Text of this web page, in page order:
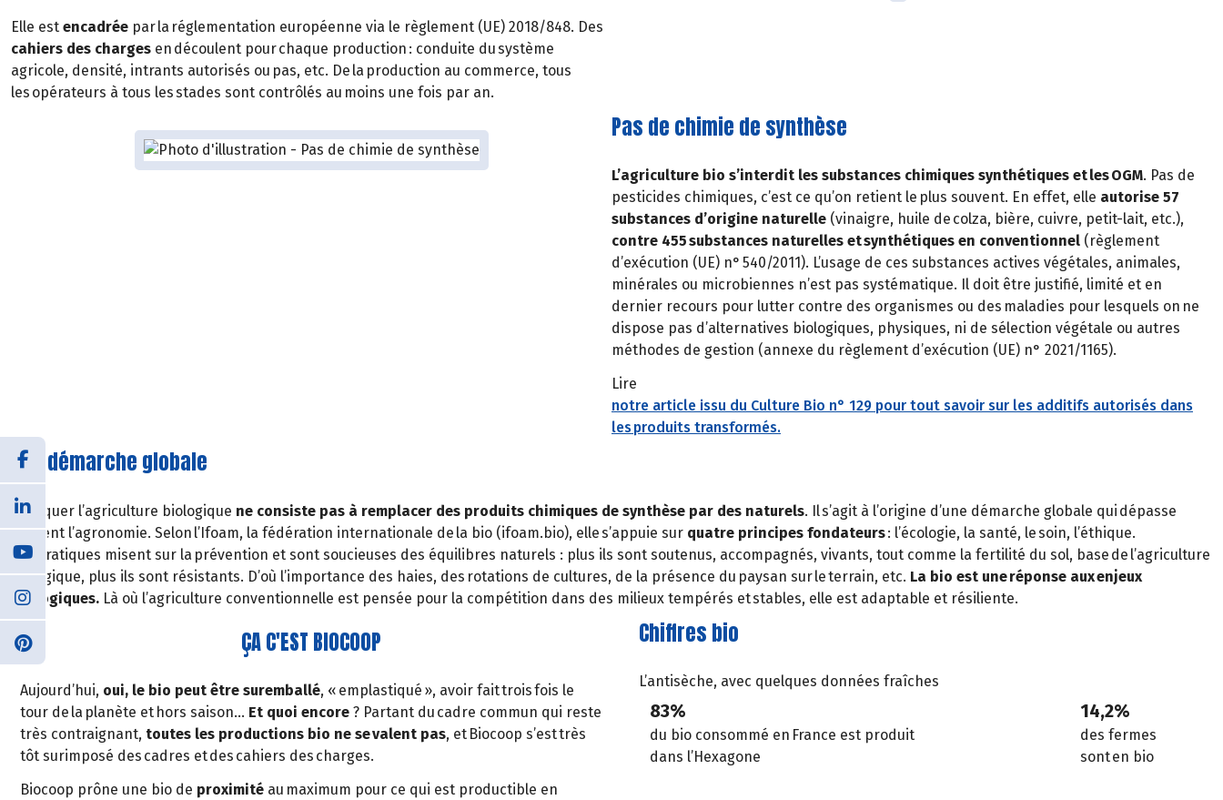
Elle est encadrée par la réglementation européenne via le règlement (UE) 2018/848. Des
cahiers des charges en découlent pour chaque production : conduite du système
agricole, densité, intrants autorisés ou pas, etc. De la production au commerce, tous
les opérateurs à tous les stades sont contrôlés au moins une fois par an.
Pas de chimie de synthèse
L’agriculture bio s’interdit les substances chimiques synthétiques et les OGM. Pas de
pesticides chimiques, c’est ce qu’on retient le plus souvent. En effet, elle autorise 57
substances d’origine naturelle (vinaigre, huile de colza, bière, cuivre, petit-lait, etc.),
contre 455 substances naturelles et synthétiques en conventionnel (règlement
d’exécution (UE) n° 540/2011). L’usage de ces substances actives végétales, animales,
minérales ou microbiennes n’est pas systématique. Il doit être justifié, limité et en
dernier recours pour lutter contre des organismes ou des maladies pour lesquels on ne
dispose pas d’alternatives biologiques, physiques, ni de sélection végétale ou autres
méthodes de gestion (annexe du règlement d’exécution (UE) n° 2021/1165).
Lire
notre article issu du Culture Bio n° 129 pour tout savoir sur les additifs autorisés dans
les produits transformés.
Une démarche globale
Pratiquer l’agriculture biologique ne consiste pas à remplacer des produits chimiques de synthèse par des naturels. Il s’agit à l’origine d’une démarche globale qui dépasse
souvent l’agronomie. Selon l’Ifoam, la fédération internationale de la bio (ifoam.bio), elle s’appuie sur quatre principes fondateurs: l’écologie, la santé, le soin, l’éthique.
Ses pratiques misent sur la prévention et sont soucieuses des équilibres naturels : plus ils sont soutenus, accompagnés, vivants, tout comme la fertilité du sol, base de l’agriculture
biologique, plus ils sont résistants. D’où l’importance des haies, des rotations de cultures, de la présence du paysan sur le terrain, etc. La bio est une réponse aux enjeux
écologiques. Là où l’agriculture conventionnelle est pensée pour la compétition dans des milieux tempérés et stables, elle est adaptable et résiliente.
ÇA C'EST BIOCOOP
Aujourd’hui, oui, le bio peut être suremballé, « emplastiqué », avoir fait trois fois le
tour de la planète et hors saison… Et quoi encore ? Partant du cadre commun qui reste
très contraignant, toutes les productions bio ne se valent pas, et Biocoop s’est très
tôt surimposé des cadres et des cahiers des charges.
Biocoop prône une bio de proximité au maximum pour ce qui est productible en
Chiffres bio
L’antisèche, avec quelques données fraîches
83%
du bio consommé en France est produit
dans l’Hexagone
14,2%
des fermes
sont en bio